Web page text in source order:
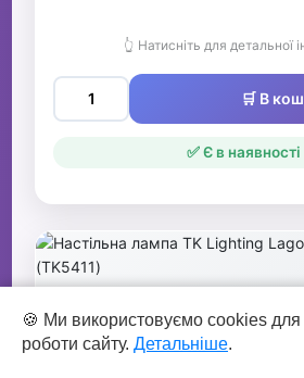
👆 Натисніть для детальної
🛒 В
✅ Є в наявності
🍪 Ми використовуємо cookies
роботи сайту. Детальніше.